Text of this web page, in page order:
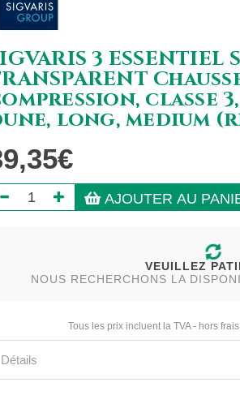
3 ESSENTIEL
classe
long, medium
AJOUTER AU
VEUILLEZ
NOUS RECHERCHONS LA
Tous les prix incluent la TVA - hors
Détails